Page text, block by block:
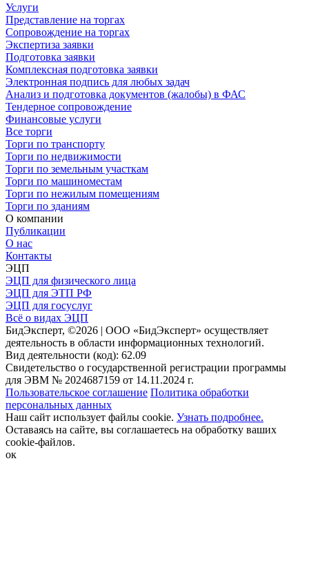
Услуги
Представление на торгах
Сопровождение на торгах
Экспертиза заявки
Подготовка заявки
Комплексная подготовка заявки
Электронная подпись для любых задач
Анализ и подготовка документов (жалобы) в ФАС
Тендерное сопровождение
Финансовые услуги
Все торги
Торги по транспорту
Торги по недвижимости
Торги по земельным участкам
Торги по машиноместам
Торги по нежилым помещениям
Торги по зданиям
О компании
Публикации
О нас
Контакты
ЭЦП
ЭЦП для физического лица
ЭЦП для ЭТП РФ
ЭЦП для госуслуг
Всё о видах ЭЦП
БидЭксперт, ©2026 | ООО «БидЭксперт» осуществляет
деятельность в области информационных технологий.
Вид деятельности (код): 62.09
Свидетельство о государственной регистрации программы
для ЭВМ № 2024687159 от 14.11.2024 г.
Пользовательское соглашение Политика обработки
персональных данных
Наш сайт использует файлы cookie. Узнать подробнее.
Оставаясь на сайте, вы соглашаетесь на обработку ваших
cookie-файлов.
ок